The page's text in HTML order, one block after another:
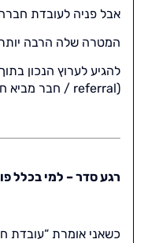
אבל פניה לעובדת
המטרה שלה הרבה
להגיע לערוץ הנכון
(referral / חבר מביא חבר).
רגע סדר – למי בכלל
כשאני אומרת “עובדת